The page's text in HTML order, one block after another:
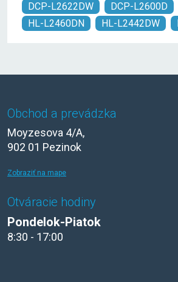
DCP-L2622DW
DCP-L2600D
HL-L2460DN
HL-L2442DW
Obchod a prevádzka
Moyzesova 4/A,
902 01 Pezinok
Zobraziť na mape
Otváracie hodiny
Pondelok-Piatok
8:30 - 17:00